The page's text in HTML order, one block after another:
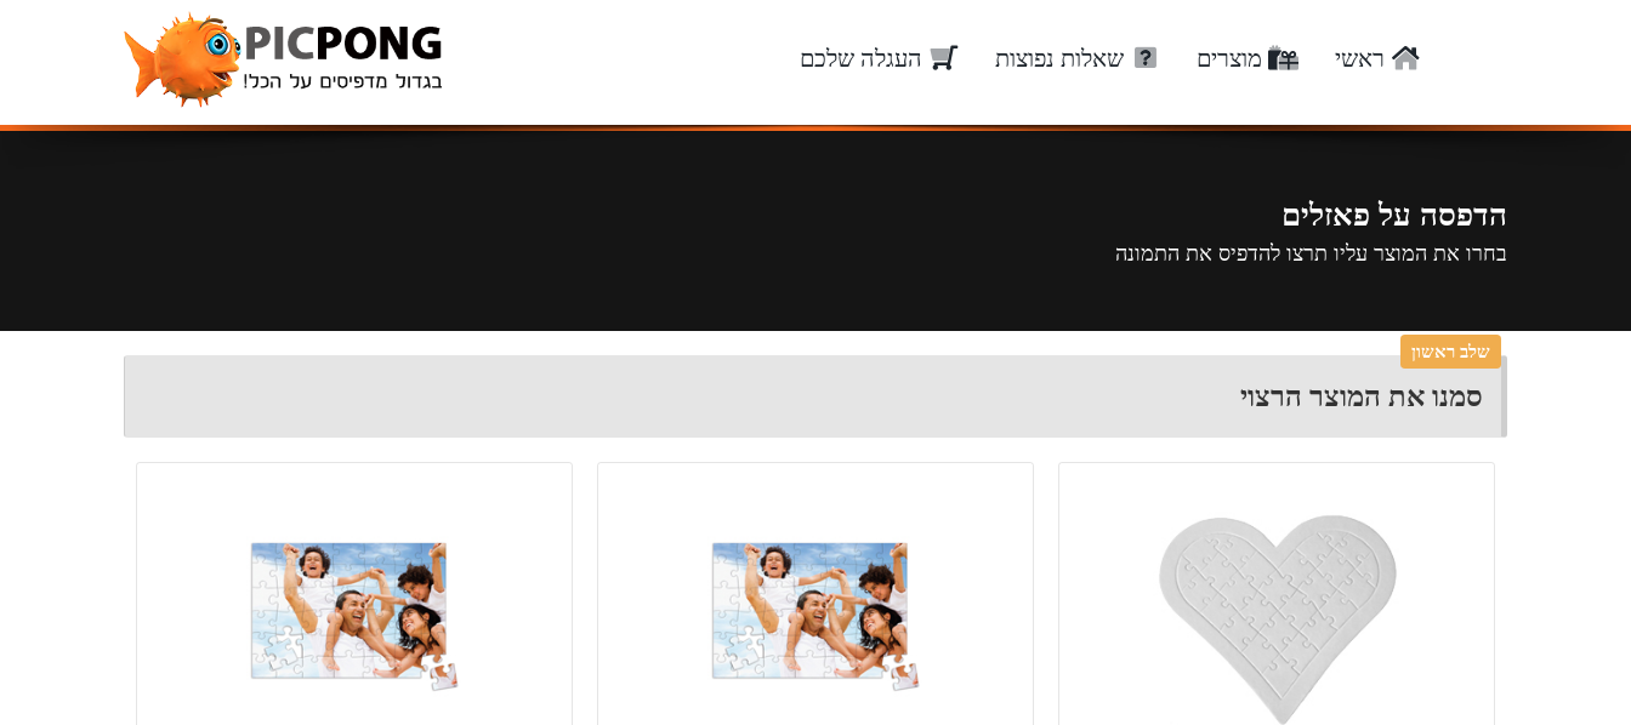
ראשי מוצרים שאלות נפוצות העגלה שלכם
הדפסה על פאזלים
בחרו את המוצר עליו תרצו להדפיס את התמונה
סמנו את המוצר הרצוי
שלב ראשון